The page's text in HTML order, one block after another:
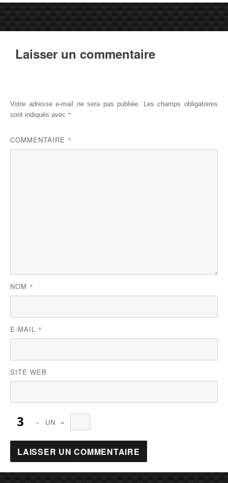
Laisser un commentaire
Votre adresse e-mail ne sera pas publiée.
Les champs obligatoires
sont indiqués avec *
COMMENTAIRE *
NOM *
E-MAIL *
SITE WEB
− UN =